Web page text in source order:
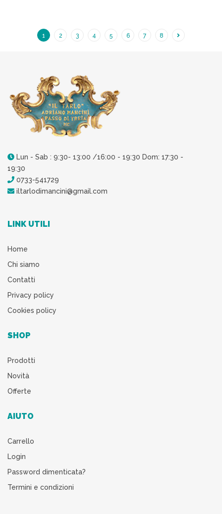
1 2 3 4 5 6 7 8
Lun - Sab : 9:30- 13:00 /16:00 - 19:30 Dom: 17:30 -
19:30
0733-541729
iltarlodimancini@gmail.com
LINK UTILI
Home
Chi siamo
Contatti
Privacy policy
Cookies policy
SHOP
Prodotti
Novità
Offerte
AIUTO
Carrello
Login
Password dimenticata?
Termini e condizioni